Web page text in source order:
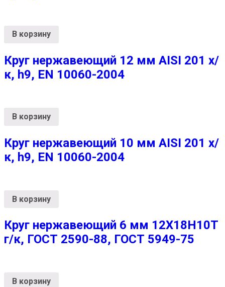
В корзину
Круг нержавеющий 12 мм AISI 201 х/
к, h9, EN 10060-2004
В корзину
Круг нержавеющий 10 мм AISI 201 х/
к, h9, EN 10060-2004
В корзину
Круг нержавеющий 6 мм 12Х18Н10Т
г/к, ГОСТ 2590-88, ГОСТ 5949-75
В корзину